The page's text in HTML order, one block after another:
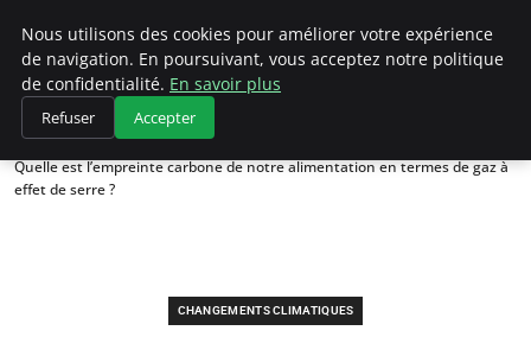
Climategatecountryclub.com
Accueil
Changements climatiques
Quelle est l’empreinte carbone de notre alimentation en termes de gaz à
effet de serre ?
CHANGEMENTS CLIMATIQUES
Nous utilisons des cookies pour améliorer votre expérience
de navigation. En poursuivant, vous acceptez notre politique
de confidentialité. En savoir plus
Refuser Accepter